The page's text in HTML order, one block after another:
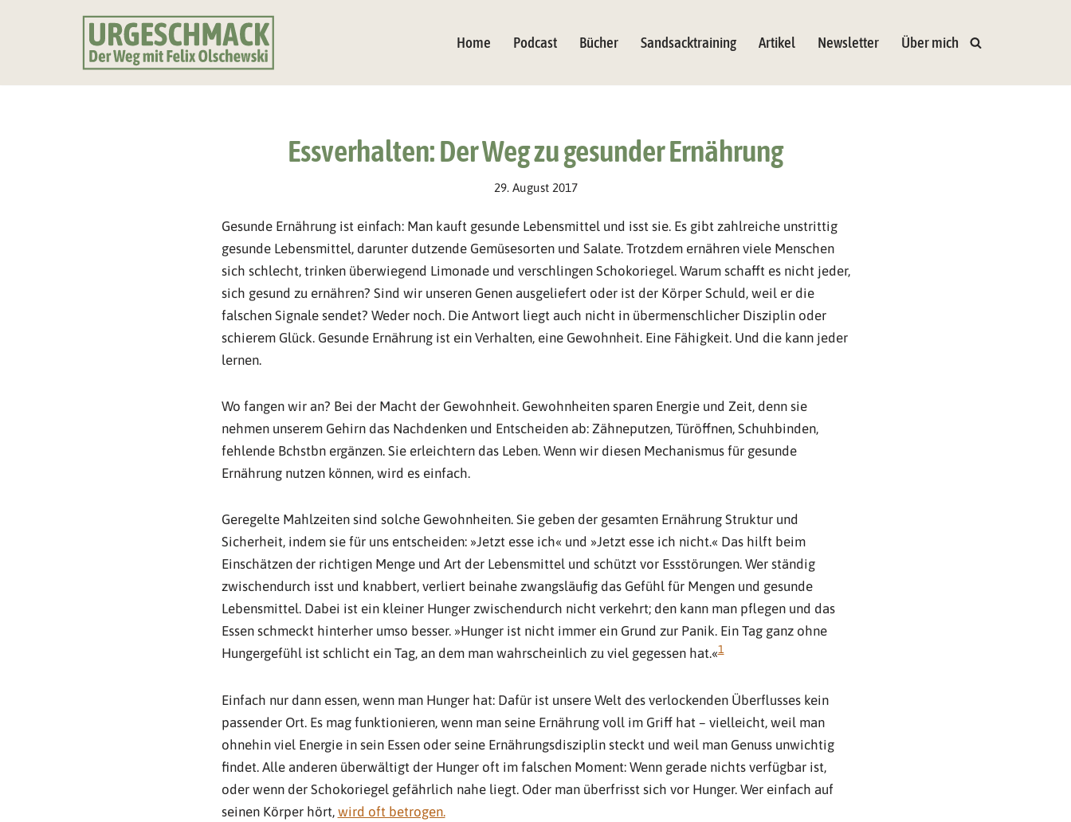
springen
Home Podcast Bücher Sandsacktraining Artikel Newsletter Über mich
Essverhalten: Der Weg zu gesunder Ernährung
29. August 2017
Gesunde Ernährung ist einfach: Man kauft gesunde Lebensmittel und isst sie. Es gibt zahlreiche unstrittig
gesunde Lebensmittel, darunter dutzende Gemüsesorten und Salate. Trotzdem ernähren viele Menschen
sich schlecht, trinken überwiegend Limonade und verschlingen Schokoriegel. Warum schafft es nicht jeder,
sich gesund zu ernähren? Sind wir unseren Genen ausgeliefert oder ist der Körper Schuld, weil er die
falschen Signale sendet? Weder noch. Die Antwort liegt auch nicht in übermenschlicher Disziplin oder
schierem Glück. Gesunde Ernährung ist ein Verhalten, eine Gewohnheit. Eine Fähigkeit. Und die kann jeder
lernen.
Wo fangen wir an? Bei der Macht der Gewohnheit. Gewohnheiten sparen Energie und Zeit, denn sie
nehmen unserem Gehirn das Nachdenken und Entscheiden ab: Zähneputzen, Türöffnen, Schuhbinden,
fehlende Bchstbn ergänzen. Sie erleichtern das Leben. Wenn wir diesen Mechanismus für gesunde
Ernährung nutzen können, wird es einfach.
Geregelte Mahlzeiten sind solche Gewohnheiten. Sie geben der gesamten Ernährung Struktur und
Sicherheit, indem sie für uns entscheiden: »Jetzt esse ich« und »Jetzt esse ich nicht.« Das hilft beim
Einschätzen der richtigen Menge und Art der Lebensmittel und schützt vor Essstörungen. Wer ständig
zwischendurch isst und knabbert, verliert beinahe zwangsläufig das Gefühl für Mengen und gesunde
Lebensmittel. Dabei ist ein kleiner Hunger zwischendurch nicht verkehrt; den kann man pflegen und das
Essen schmeckt hinterher umso besser. »Hunger ist nicht immer ein Grund zur Panik. Ein Tag ganz ohne
Hungergefühl ist schlicht ein Tag, an dem man wahrscheinlich zu viel gegessen hat.«1
Einfach nur dann essen, wenn man Hunger hat: Dafür ist unsere Welt des verlockenden Überflusses kein
passender Ort. Es mag funktionieren, wenn man seine Ernährung voll im Griff hat – vielleicht, weil man
ohnehin viel Energie in sein Essen oder seine Ernährungsdisziplin steckt und weil man Genuss unwichtig
findet. Alle anderen überwältigt der Hunger oft im falschen Moment: Wenn gerade nichts verfügbar ist,
oder wenn der Schokoriegel gefährlich nahe liegt. Oder man überfrisst sich vor Hunger. Wer einfach auf
seinen Körper hört, wird oft betrogen.